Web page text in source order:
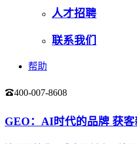
人才招聘
联系我们
帮助
400-007-8608
GEO：AI时代的品牌 获